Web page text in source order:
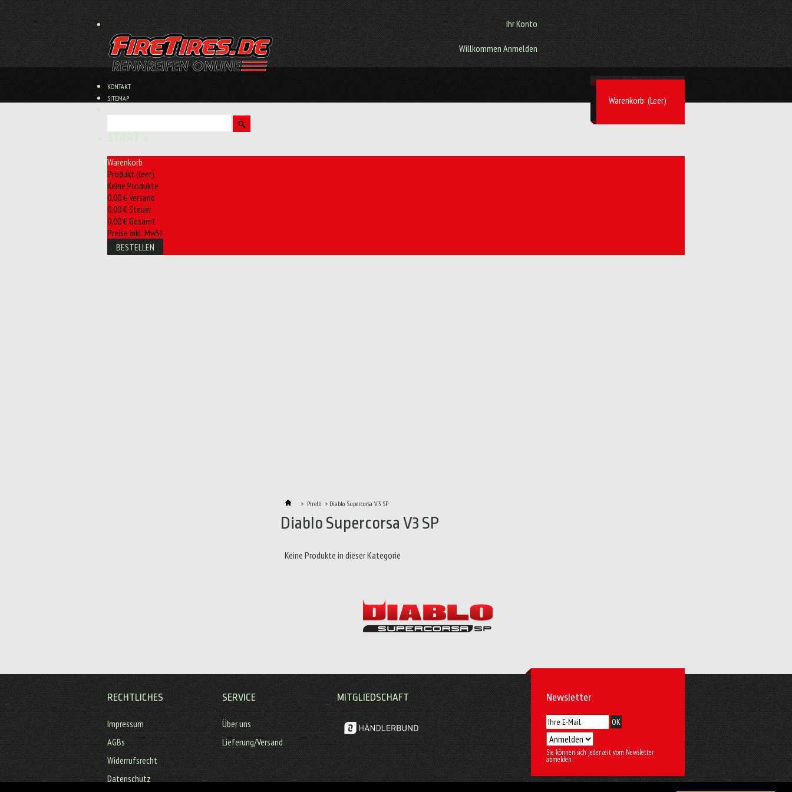
Warenkorb: (Leer)
Ihr Konto
WillkommenAnmelden
KONTAKT
SITEMAP
START »
Warenkorb
Produkt(leer)
Keine Produkte
0,00 €Versand
0,00 €Steuer
0,00 €Gesamt
Preise inkl. MwSt.
BESTELLEN
PreviousNext
> Pirelli > Diablo Supercorsa V3 SP
Diablo Supercorsa V3 SP
Keine Produkte in dieser Kategorie
RECHTLICHES
Impressum
AGBs
Widerrufsrecht
Datenschutz
SERVICE
Über uns
Lieferung/Versand
MITGLIEDSCHAFT Newsletter
Sie können sich jederzeit vom Newsletter
abmelden